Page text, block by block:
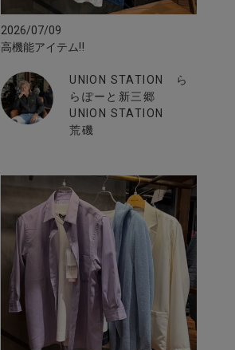
2026/07/09
高機能アイテム‼︎
UNION STATION ら
らぽーと新三郷
UNION STATION
荒磯